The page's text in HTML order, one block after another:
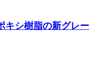
キシ樹脂の新グレー